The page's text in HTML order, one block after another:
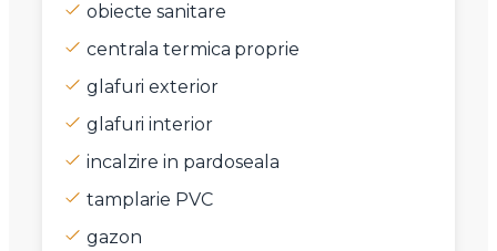
obiecte sanitare
centrala termica proprie
glafuri exterior
glafuri interior
incalzire in pardoseala
tamplarie PVC
gazon